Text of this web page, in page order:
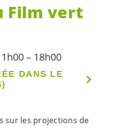
Film vert
– 18h00
DANS LE
sur les projections de